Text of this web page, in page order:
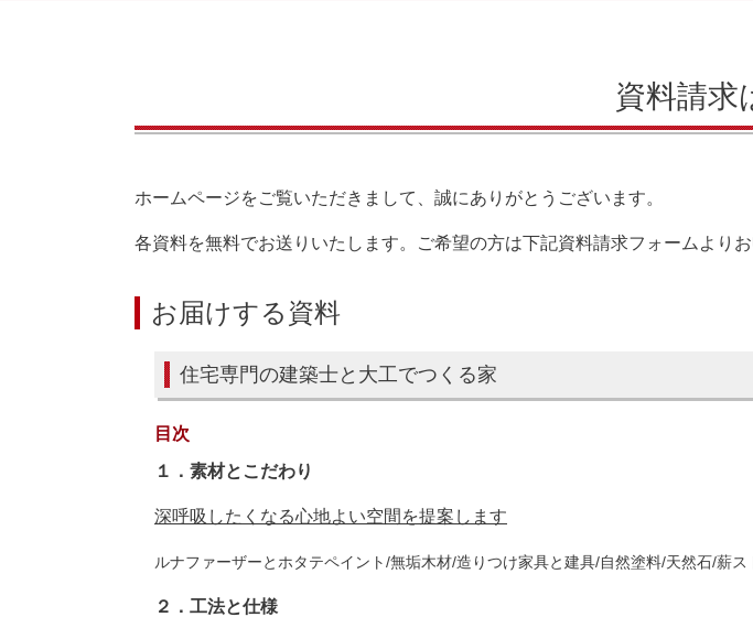
資料請求
ホームページをご覧いただきまして、誠にありがとうございます。
各資料を無料でお送りいたします。ご希望の方は下記資料請求フォームよりお
お届けする資料
住宅専門の建築士と大工でつくる家
目次
１． 素材とこだわり
深呼吸したくなる心地よい空間を提案します
ルナファーザーとホタテペイント/無垢木材/造りつけ家具と建具/自然塗料/天然石/薪ス
２．工法と仕様